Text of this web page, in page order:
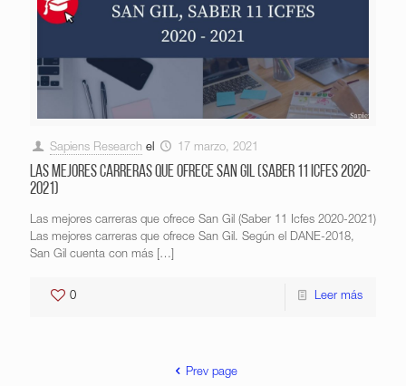
Sapiens Research el 17 marzo, 2021
Las mejores carreras que ofrece San Gil (Saber 11 Icfes 2020-
2021)
Las mejores carreras que ofrece San Gil (Saber 11 Icfes 2020-2021)
Las mejores carreras que ofrece San Gil. Según el DANE-2018,
San Gil cuenta con más […]
0 Leer más
Prev page